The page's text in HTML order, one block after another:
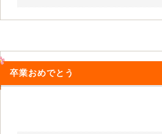
卒業おめでとう